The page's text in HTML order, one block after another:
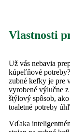
Vlastnosti
Už vás nebavia
kúpeľňové
zubné kefky je pre
vyrobené výlučne
štýlový spôsob,
toaletné potreby
Vďaka